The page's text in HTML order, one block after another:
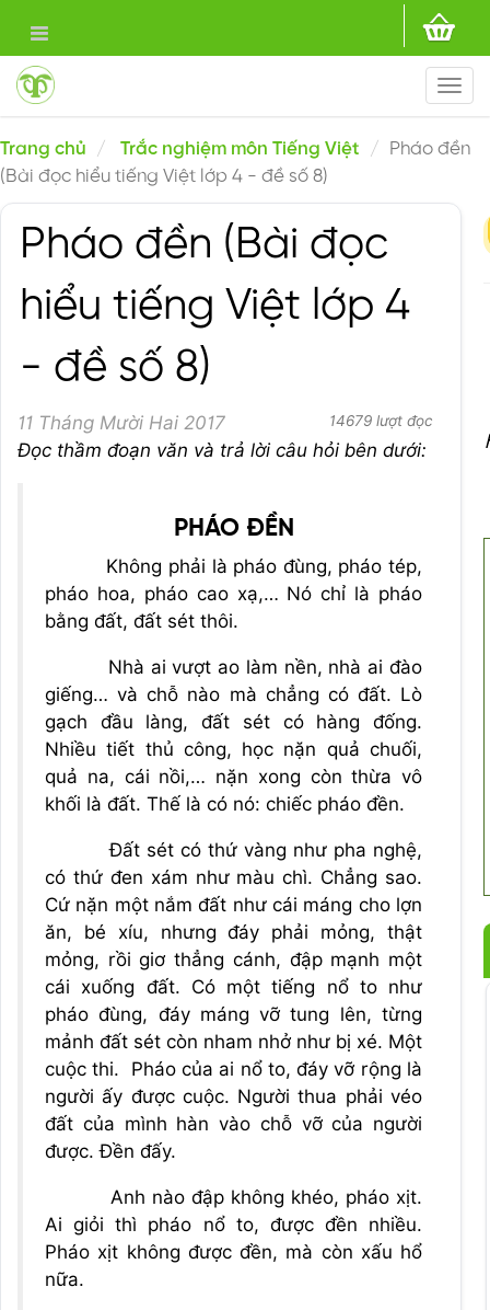
Trang chủ Trắc nghiệm môn Tiếng Việt
Pháo đền
(Bài đọc hiểu tiếng Việt lớp 4 - đề số 8)
Pháo đền (Bài đọc
hiểu tiếng Việt lớp 4
- đề số 8)
11 Tháng Mười Hai 2017 14679 lượt đọc
Đọc thầm đoạn văn và trả lời câu hỏi bên dưới:
PHÁO ĐỀN
Không phải là pháo đùng, pháo tép,
pháo hoa, pháo cao xạ,… Nó chỉ là pháo
bằng đất, đất sét thôi.
Nhà ai vượt ao làm nền, nhà ai đào
giếng… và chỗ nào mà chẳng có đất. Lò
gạch đầu làng, đất sét có hàng đống.
Nhiều tiết thủ công, học nặn quả chuối,
quả na, cái nồi,… nặn xong còn thừa vô
khối là đất. Thế là có nó: chiếc pháo đền.
Đất sét có thứ vàng như pha nghệ,
có thứ đen xám như màu chì. Chẳng sao.
Cứ nặn một nắm đất như cái máng cho lợn
ăn, bé xíu, nhưng đáy phải mỏng, thật
mỏng, rồi giơ thẳng cánh, đập mạnh một
cái xuống đất. Có một tiếng nổ to như
pháo đùng, đáy máng vỡ tung lên, từng
mảnh đất sét còn nham nhở như bị xé. Một
cuộc thi. Pháo của ai nổ to, đáy vỡ rộng là
người ấy được cuộc. Người thua phải véo
đất của mình hàn vào chỗ vỡ của người
được. Đền đấy.
Anh nào đập không khéo, pháo xịt.
Ai giỏi thì pháo nổ to, được đền nhiều.
Pháo xịt không được đền, mà còn xấu hổ
nữa.